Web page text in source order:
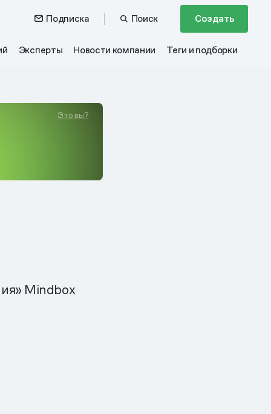
Подписка Поиск Создать
Эксперты Новости компании Теги и подборки
Это вы?
Mindbox